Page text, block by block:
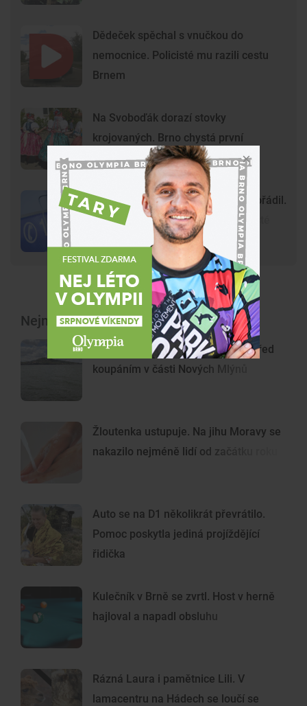
Dědeček spěchal s vnučkou do
nemocnice. Policisté mu razili cestu
Brnem
Na Svoboďák dorazí stovky
krojovaných. Brno chystá první
celoměstské hody
Gang nezletilých ve Vyškově už dořádil.
Nedávný útok prošetřují kriminalisté
Nejnovější články
Pozor na sinice. Hygienici varují před
koupáním v části Nových Mlýnů
Žloutenka ustupuje. Na jihu Moravy se
nakazilo nejméně lidí od začátku roku
Auto se na D1 několikrát převrátilo.
Pomoc poskytla jediná projíždějící
řidička
Kulečník v Brně se zvrtl. Host v herně
hajloval a napadl obsluhu
Rázná Laura i pamětnice Lili. V
lamacentru na Hádech se loučí se